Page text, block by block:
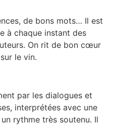
de bons mots… Il est
à chaque instant des
On rit de bon cœur
le vin.
par les dialogues et
interprétées avec une
rythme très soutenu. Il